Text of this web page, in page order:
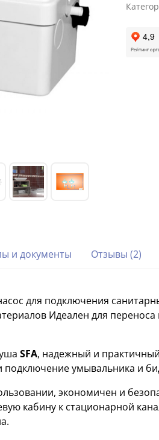
и документы Отзывы (2)
для подключения
Идеален для
SFA, надежный и
умывальника и
экономичен и
кабину к стационарной